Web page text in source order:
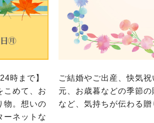
時まで】
こめて、お
物。想いの
ーネットな
ご結婚やご出産、快気
元、お歳暮などの季節
など、気持ちが伝わる贈
ら業務委託を受けて、コープきんき
うえ、ご利用ください。なお、クチ
大阪いずみ市民生協
らびに各生協の「個人情報保護方針
に各生協の「個人情報保護方針」に
京都生協
ら業務委託を受けて、コープきんき
に基づく表記について」については各
京都生協
大阪いずみ市民生協